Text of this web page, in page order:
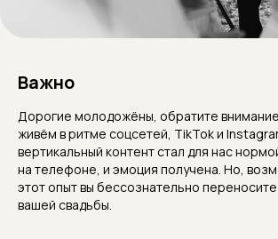
Важно
Дорогие молодожёны, обратите
живём в ритме соцсетей, TikTok и
вертикальный контент стал для нас
на телефоне, и эмоция получена. Но,
этот опыт вы бессознательно
вашей свадьбы.